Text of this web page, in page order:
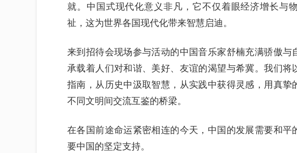
就。中国式现代化意义非凡，它不仅着眼经济增长与
祉，这为世界各国现代化带来智慧启迪。
来到招待会现场参与活动的中国音乐家舒楠充满骄傲与
承载着人们对和谐、美好、友谊的渴望与希冀。我们将
指南，从历史中汲取智慧，从实践中获得灵感，用真挚
不同文明间交流互鉴的桥梁。
在各国前途命运紧密相连的今天，中国的发展需要和平
要中国的坚定支持。